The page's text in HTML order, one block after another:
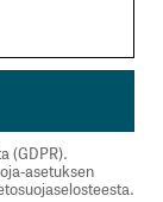
(GDPR).
asetuksen